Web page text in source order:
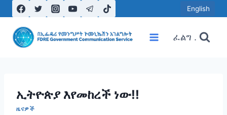
to
content
English
ፈልግ .
ኢትዮጵያ እየመከረች ነው!!
ዜናዎች